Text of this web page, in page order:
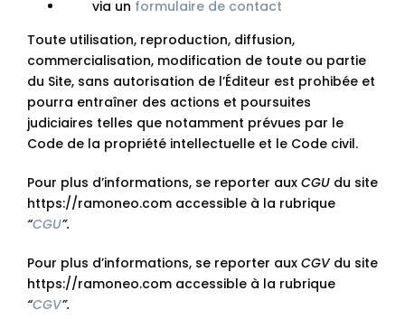
via un formulaire de contact
Toute utilisation, reproduction, diffusion,
commercialisation, modification de toute ou partie
du Site, sans autorisation de l’Éditeur est prohibée et
pourra entraîner des actions et poursuites
judiciaires telles que notamment prévues par le
Code de la propriété intellectuelle et le Code civil.
Pour plus d’informations, se reporter aux CGU du site
https://ramoneo.com accessible à la rubrique
“CGU”.
Pour plus d’informations, se reporter aux CGV du site
https://ramoneo.com accessible à la rubrique
“CGV”.